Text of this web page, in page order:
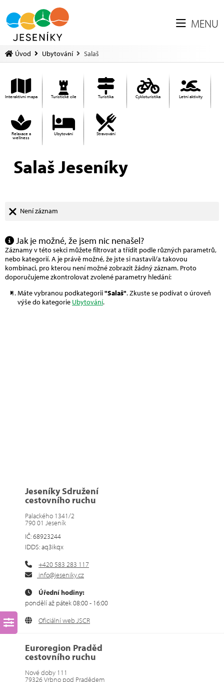
MENU
Úvod Ubytování Salaš
Interaktivní mapa Turistické cíle Turistika Cykloturistika Letní aktivity
Relaxace a
wellness
Ubytování Stravování
Salaš Jeseníky
Není záznam
Jak je možné, že jsem nic nenašel?
Záznamy v této sekci můžete filtrovat a třídit podle různých parametrů,
nebo kategorií. A je právě možné, že jste si nastavil/a takovou
kombinaci, pro kterou není možné zobrazit žádný záznam. Proto
doporučujeme zkontrolovat zvolené parametry hledání:
Máte vybranou podkategorii"Salaš". Zkuste se podívat o úroveň
výše do kategorie Ubytování.
Jeseníky Sdružení
cestovního ruchu
Palackého 1341/2
790 01 Jeseník
IČ: 68923244
IDDS: aq3ikqx
+420 583 283 117
info@jeseniky.cz
Úřední hodiny:
pondělí až pátek 08:00 - 16:00
Oficiální web JSCR
Euroregion Praděd
cestovního ruchu
Nové doby 111
79326 Vrbno pod Pradědem